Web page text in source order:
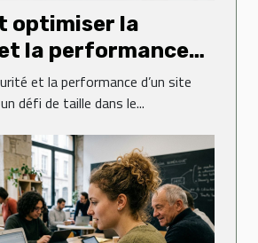
optimiser la
la performance
web ?
et la performance d’un site
défi de taille dans le...